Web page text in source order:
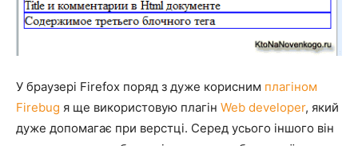
У браузері Firefox поряд з дуже корисним плагіном
Firebug я ще використовую плагін Web developer, який
дуже допомагає при верстці. Серед усього іншого він